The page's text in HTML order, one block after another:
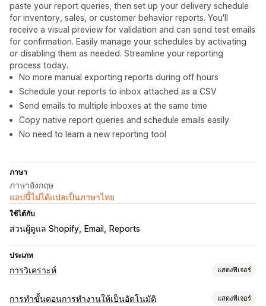
paste your report queries, then set up your delivery schedule
for inventory, sales, or customer behavior reports. You'll
receive a visual preview for validation and can send test emails
for confirmation. Easily manage your schedules by activating
or disabling them as needed. Streamline your reporting
process today.
No more manual exporting reports during off hours
Schedule your reports to inbox attached as a CSV
Send emails to multiple inboxes at the same time
Copy native report queries and schedule emails easily
No need to learn a new reporting tool
ภาษา
ภาษาอังกฤษ
แอปนี้ไม่ได้แปลเป็นภาษาไทย
ใช้ได้กับ
ส่วนผู้ดูแล Shopify Email Reports
ประเภท
การวิเคราะห์ แสดงฟีเจอร์
ภาพและรายงาน
การทำขั้นตอนการทำงานให้เป็นอัตโนมัติ แสดงฟีเจอร์